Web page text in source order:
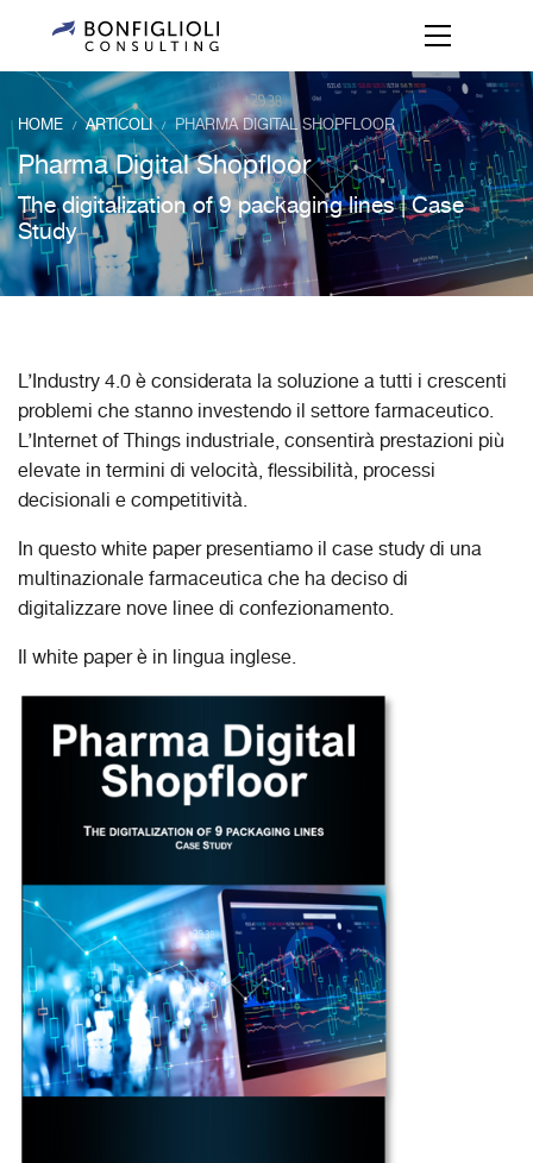
HOME / ARTICOLI / PHARMA DIGITAL SHOPFLOOR
Pharma Digital Shopfloor
The digitalization of 9 packaging lines | Case
Study
L’Industry 4.0 è considerata la soluzione a tutti i crescenti
problemi che stanno investendo il settore farmaceutico.
L’Internet of Things industriale, consentirà prestazioni più
elevate in termini di velocità, flessibilità, processi
decisionali e competitività.
In questo white paper presentiamo il case study di una
multinazionale farmaceutica che ha deciso di
digitalizzare nove linee di confezionamento.
Il white paper è in lingua inglese.